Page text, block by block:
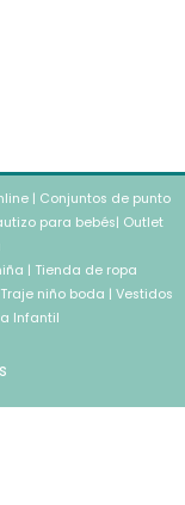
| Conjuntos de punto
para bebés| Outlet
| Tienda de ropa
Traje niño boda | Vestidos
Infantil